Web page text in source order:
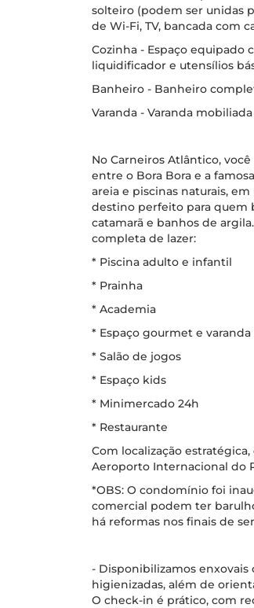
solteiro (podem ser unidas
de Wi-Fi, TV, bancada com
Cozinha - Espaço equipado
liquidificador e utensílios
Banheiro - Banheiro
Varanda - Varanda
No Carneiros Atlântico,
entre o Bora Bora e a
areia e piscinas naturais,
destino perfeito para quem
catamarã e banhos de
completa de lazer:
* Piscina adulto e infantil
* Prainha
* Academia
* Espaço gourmet e
* Salão de jogos
* Espaço kids
* Minimercado 24h
* Restaurante
Com localização
Aeroporto Internacional do
*OBS: O condomínio foi
comercial podem ter
há reformas nos finais de
- Disponibilizamos
higienizadas, além de
O check-in é prático, com